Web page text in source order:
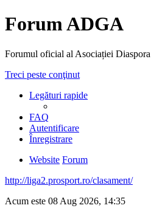
Forum ADGA
Forumul oficial al Asociației
Treci peste conţinut
Legături rapide
FAQ
Autentificare
Înregistrare
Website Forum
http://liga2.prosport.ro/clasament/
Acum este 08 Aug 2026, 14:35